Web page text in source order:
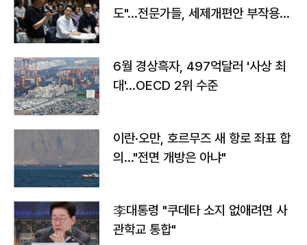
도"…전문가들, 세제개편안 부작용
6월 경상흑자, 497억달러 '사상 최
대'…OECD 2위 수준
이란·오만, 호르무즈 새 항로 좌표 합
의…"전면 개방은 아냐"
李대통령 "쿠데타 소지 없애려면 사
관학교 통합"